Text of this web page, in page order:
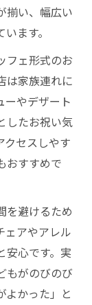
揃い、幅広い
ます。
フェ形式のお
は家族連れに
ーやデザート
したお祝い気
クセスしやす
おすすめで
を避けるため
ェアやアレル
安心です。実
もがのびのび
よかった」と